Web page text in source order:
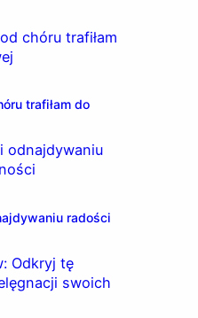
trafiłam do
radości